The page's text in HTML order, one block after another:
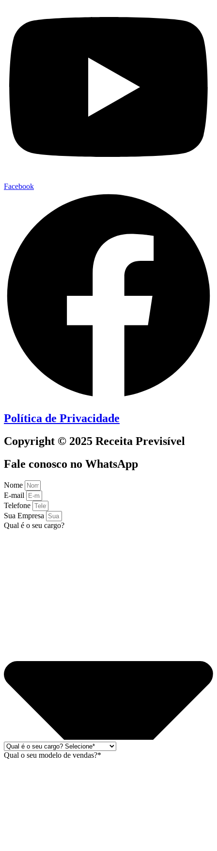
Facebook
Política de Privacidade
Copyright © 2025 Receita Previsível
Fale conosco no WhatsApp
Nome
E-mail
Telefone
Sua Empresa
Qual é o seu cargo?
Qual o seu modelo de vendas?*